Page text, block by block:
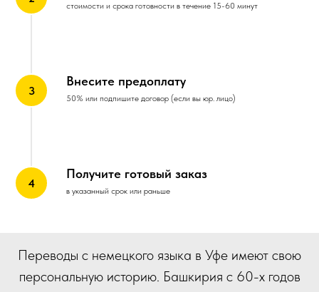
стоимости и срока готовности в течение 15-60 минут
Внесите предоплату
50% или подпишите договор (если вы юр. лицо)
Получите готовый заказ
в указанный срок или раньше
Переводы с немецкого языка в Уфе имеют свою
персональную историю. Башкирия с 60-х годов